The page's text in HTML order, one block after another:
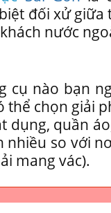
đối xử giữa
nước
cụ nào bạn
chọn giải
dụng, quần
nhiều so với
mang vác).